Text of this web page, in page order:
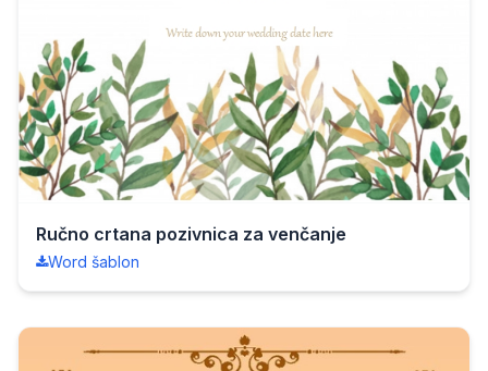
Ručno crtana pozivnica za venčanje
Word šablon